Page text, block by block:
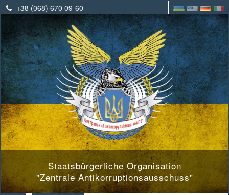
+38 (068) 670 09-60
Staatsbürgerliche Organisation
"Zentrale Antikorruptionsausschuss"